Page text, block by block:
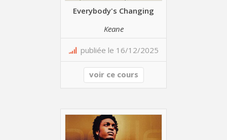
Everybody's Changing
Keane
publiée le 16/12/2025
voir ce cours